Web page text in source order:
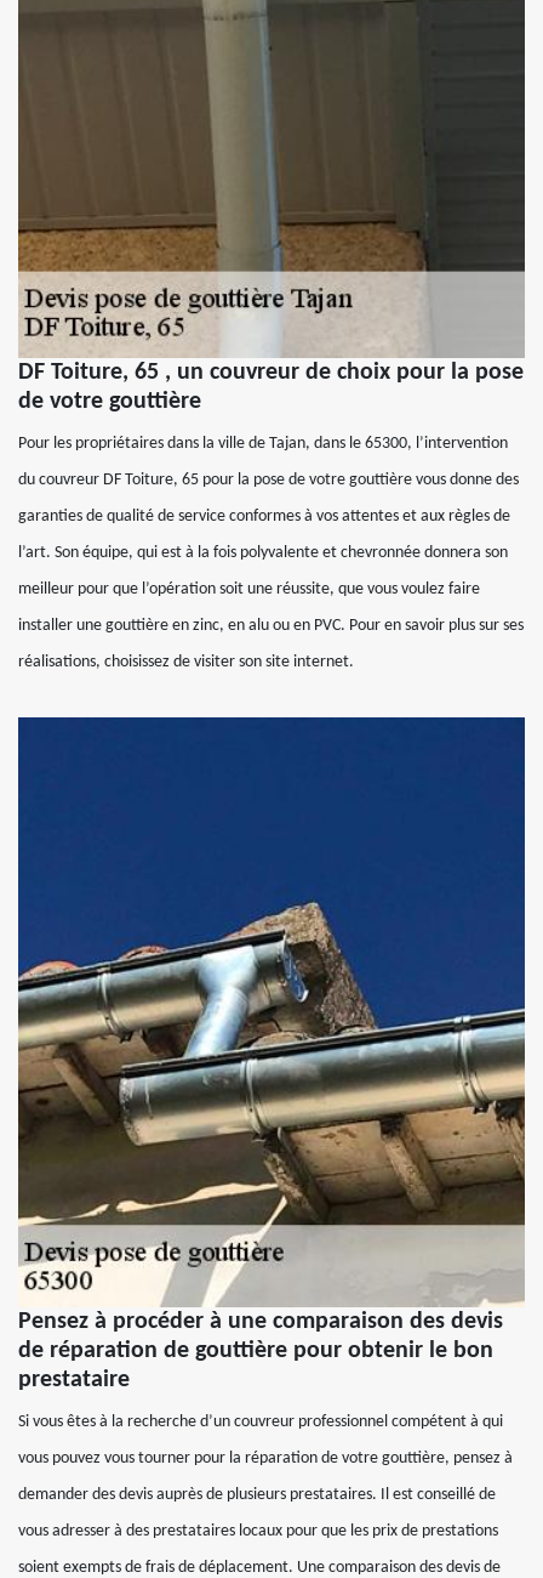
DF Toiture, 65 , un couvreur de choix pour la pose
de votre gouttière
Pour les propriétaires dans la ville de Tajan, dans le 65300, l’intervention
du couvreur DF Toiture, 65 pour la pose de votre gouttière vous donne des
garanties de qualité de service conformes à vos attentes et aux règles de
l’art. Son équipe, qui est à la fois polyvalente et chevronnée donnera son
meilleur pour que l’opération soit une réussite, que vous voulez faire
installer une gouttière en zinc, en alu ou en PVC. Pour en savoir plus sur ses
réalisations, choisissez de visiter son site internet.
Pensez à procéder à une comparaison des devis
de réparation de gouttière pour obtenir le bon
prestataire
Si vous êtes à la recherche d’un couvreur professionnel compétent à qui
vous pouvez vous tourner pour la réparation de votre gouttière, pensez à
demander des devis auprès de plusieurs prestataires. Il est conseillé de
vous adresser à des prestataires locaux pour que les prix de prestations
soient exempts de frais de déplacement. Une comparaison des devis de